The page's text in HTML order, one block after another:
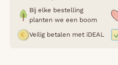
Bij elke bestelling
planten we een boom
Veilig betalen met iDEAL